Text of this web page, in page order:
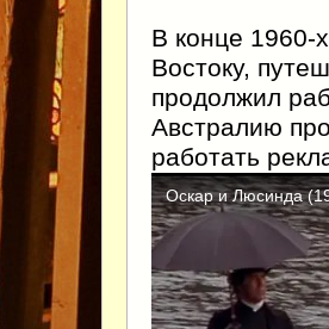
В конце 1960-
Востоку,
продолжил
Австралию
работать